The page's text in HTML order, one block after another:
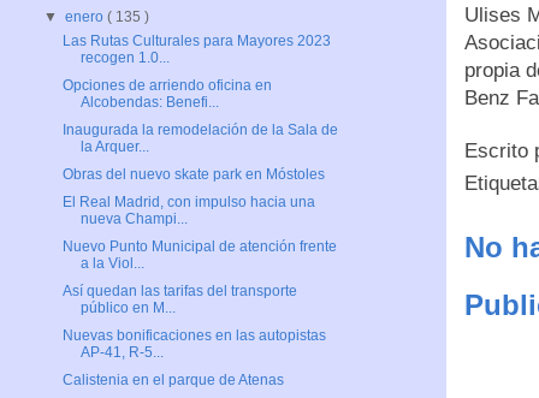
Ulises
propia
Benz
Escrito
No
▼enero( 135 )
Las Rutas Culturales para Mayores 2023
recogen 1.0...
Opciones de arriendo oficina en
Alcobendas: Benefi...
Inaugurada la remodelación de la Sala de
la Arquer...
Obras del nuevo skate park en Móstoles
El Real Madrid, con impulso hacia una
nueva Champi...
Nuevo Punto Municipal de atención frente
a la Viol...
Así quedan las tarifas del transporte
público en M...
Nuevas bonificaciones en las autopistas
AP-41, R-5...
Calistenia en el parque de Atenas